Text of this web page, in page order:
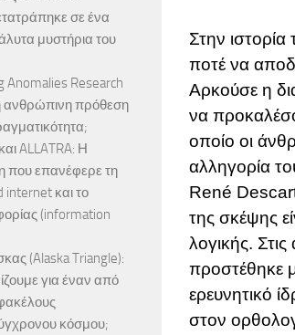
Στην
ποτέ να
Αρκούσε η
να
οποίο οι
αλληγορία
René
της σκέψης
λογικής.
προστέθηκε
ερευνητικό
στον
σε ένα
μυστήρια του
Anomalies Research
ανθρώπινη πρόθεση
ALLATRA: Η
που επανέφερε τη
internet και το
(information
(Alaska Triangle):
για έναν από
κόσμου;